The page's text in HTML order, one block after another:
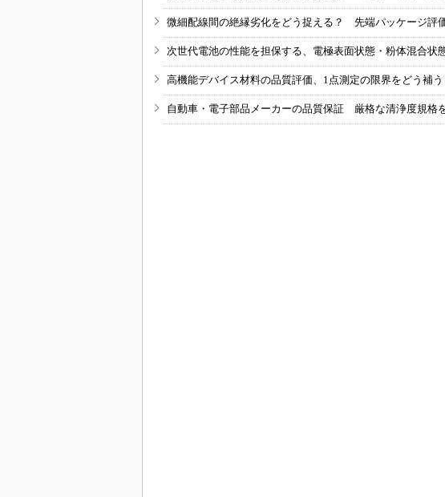
微細配線間の絶縁劣化をどう捉える？ 先端パッケージ評
次世代電池の性能を担保する、電極表面状態・粉体混合状
高機能デバイス材料の品質評価、1点測定の限界をどう補う
自動車・電子部品メーカーの品質保証 厳格な清浄度規格